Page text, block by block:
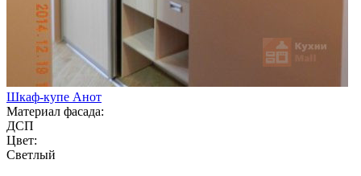
Шкаф-купе Анот
Материал фасада:
ДСП
Цвет:
Светлый